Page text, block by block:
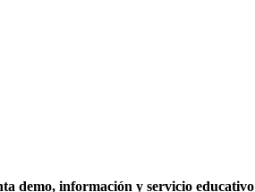
demo, información y servicio educativo